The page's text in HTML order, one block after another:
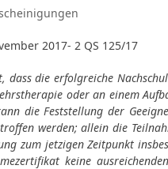
2017- 2 QS 125/17
dass die erfolgreiche
oder an einem
die Feststellung der
werden; allein die
zum jetzigen Zeitpunkt
keine